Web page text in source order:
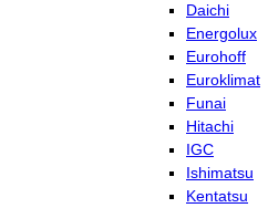
Daichi
Energolux
Eurohoff
Euroklimat
Funai
Hitachi
IGC
Ishimatsu
Kentatsu